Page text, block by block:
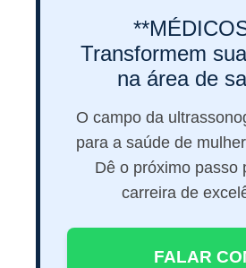
Transformem
na área de
O campo da
para a saúde de
Dê o próximo passo
carreira de
FALAR